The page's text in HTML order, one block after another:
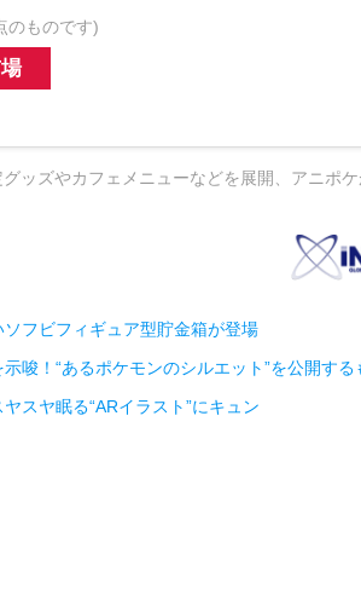
のものです)
ッズやカフェメニューなどを展開、アニポ
フビフィギュア型貯金箱が登場
唆！“あるポケモンのシルエット”を公開する
スヤ眠る“ARイラスト”にキュン